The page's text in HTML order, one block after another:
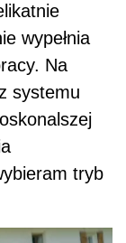
wypełnia
Na
systemu
tryb